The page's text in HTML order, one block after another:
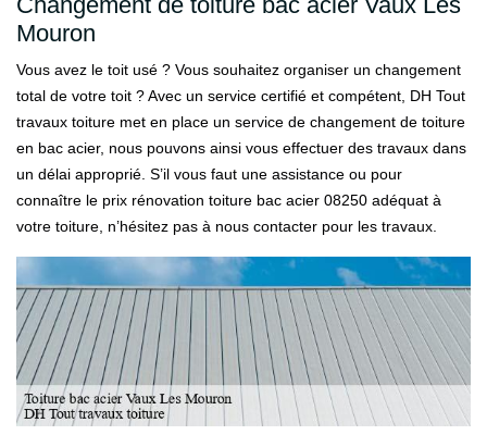
Mouron
Vous avez le toit usé ? Vous souhaitez organiser un changement
total de votre toit ? Avec un service certifié et compétent, DH Tout
travaux toiture met en place un service de changement de toiture
en bac acier, nous pouvons ainsi vous effectuer des travaux dans
un délai approprié. S’il vous faut une assistance ou pour
connaître le prix rénovation toiture bac acier 08250 adéquat à
votre toiture, n’hésitez pas à nous contacter pour les travaux.